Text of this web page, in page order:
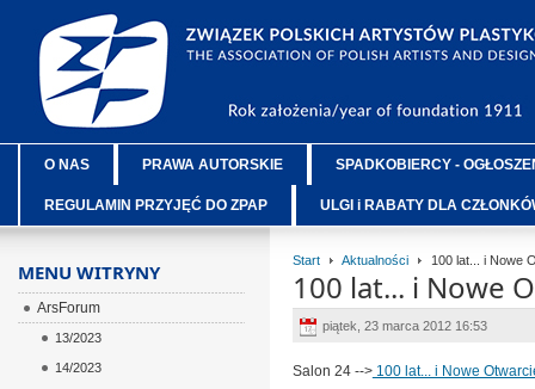
O NAS PRAWA AUTORSKIE SPADKOBIERCY -
REGULAMIN PRZYJĘĆ DO ZPAP ULGI i RABATY DLA
Start Aktualności 100 lat... i Nowe
100 lat... i Nowe
piątek, 23 marca 2012 16:53
Salon 24 -->100 lat... i Nowe
MENU WITRYNY
ArsForum
13/2023
14/2023